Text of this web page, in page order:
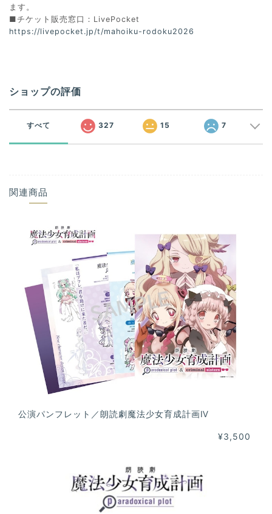
ます。
■チケット販売窓口：LivePocket
https://livepocket.jp/t/mahoiku-rodoku2026
ショップの評価
すべて 327 15 7
関連商品
公演パンフレット／朗読劇魔法少女育成計画Ⅳ
¥3,500